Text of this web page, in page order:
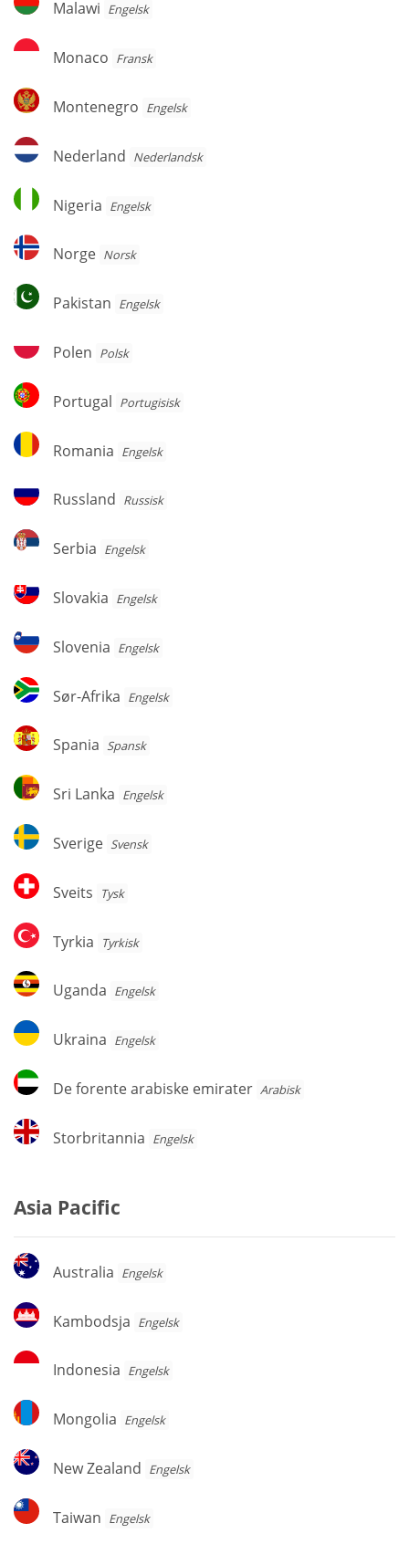
Malawi Engelsk
Monaco
Monaco Fransk
Montenegro
Montenegro Engelsk
Nederland
Nederland Nederlandsk
Nigeria
Nigeria Engelsk
Norge
Norge Norsk
Pakistan
Pakistan Engelsk
Polen
Polen Polsk
Portugal
Portugal Portugisisk
Romania
Romania Engelsk
Russland
Russland Russisk
Serbia
Serbia Engelsk
Slovakia
Slovakia Engelsk
Slovenia
Slovenia Engelsk
Sør-
Afrika
Sør-Afrika Engelsk
Spania
Spania Spansk
Sri
Lanka
Sri Lanka Engelsk
Sverige
Sverige Svensk
Sveits
Sveits Tysk
Tyrkia
Tyrkia Tyrkisk
Uganda
Uganda Engelsk
Ukraina
Ukraina Engelsk
De
forente
emirater
De forente arabiske emirater Arabisk
Storbritannia
Storbritannia Engelsk
Asia Pacific
Australia
Australia Engelsk
Kambodsja
Kambodsja Engelsk
Indonesia
Indonesia Engelsk
Mongolia
Mongolia Engelsk
New
Zealand
New Zealand Engelsk
Taiwan
Taiwan Engelsk